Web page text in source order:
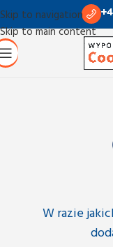
Skip to navigation
Skip to main content
W razie